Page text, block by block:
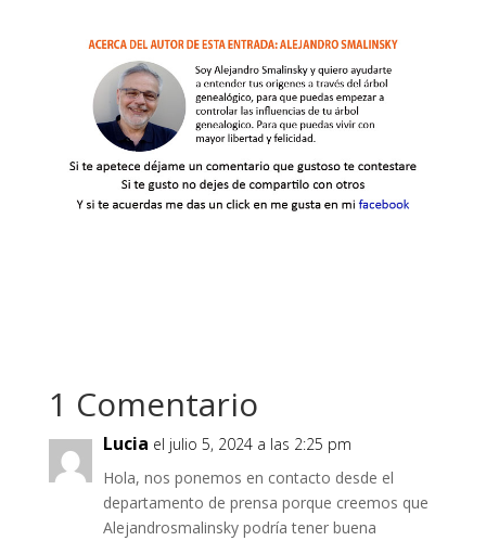
1 Comentario
Lucia el julio 5, 2024 a las 2:25 pm
Hola, nos ponemos en contacto desde el
departamento de prensa porque creemos que
Alejandrosmalinsky podría tener buena